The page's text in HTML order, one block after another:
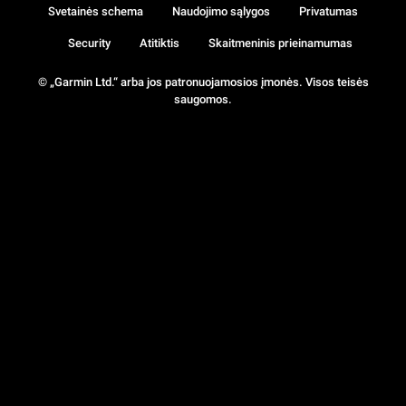
© „Garmin Ltd.“ arba jos patronuojamosios įmonės. Visos teisės
saugomos.
Svetainės schema Naudojimo sąlygos Privatumas
Security Atitiktis Skaitmeninis prieinamumas